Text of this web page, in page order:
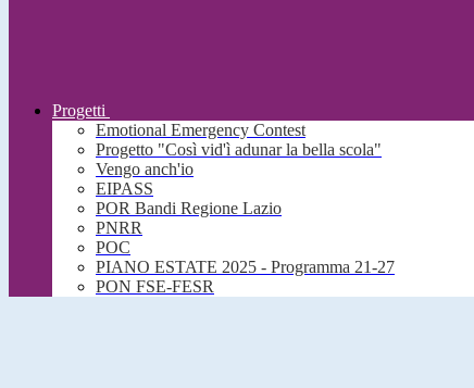
Progetti
Emotional Emergency Contest
Progetto "Così vid'ì adunar la bella scola"
Vengo anch'io
EIPASS
POR Bandi Regione Lazio
PNRR
POC
PIANO ESTATE 2025 - Programma 21-27
PON FSE-FESR